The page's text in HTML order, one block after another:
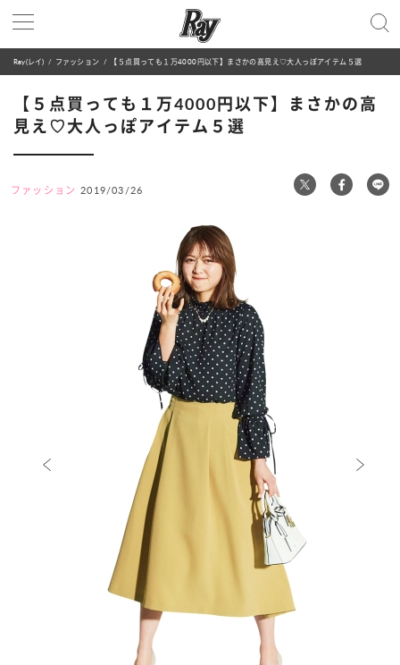
Ray(レイ) ファッション 【５点買っても１万4000円以下】まさかの高見え♡大人っぽアイテム５選
【５点買っても１万4000円以下】まさかの高
見え♡大人っぽアイテム５選
ファッション 2019/03/26